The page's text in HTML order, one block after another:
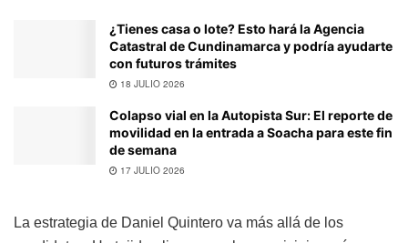
¿Tienes casa o lote? Esto hará la Agencia
Catastral de Cundinamarca y podría ayudarte
con futuros trámites
18 JULIO 2026
Colapso vial en la Autopista Sur: El reporte de
movilidad en la entrada a Soacha para este fin
de semana
17 JULIO 2026
La estrategia de Daniel Quintero va más allá de los